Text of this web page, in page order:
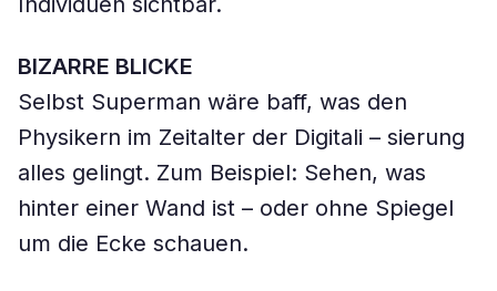
BIZARRE BLICKE
Selbst Superman wäre baff, was den
Physikern im Zeitalter der Digitali – sierung
alles gelingt. Zum Beispiel: Sehen, was
hinter einer Wand ist – oder ohne Spiegel
um die Ecke schauen.